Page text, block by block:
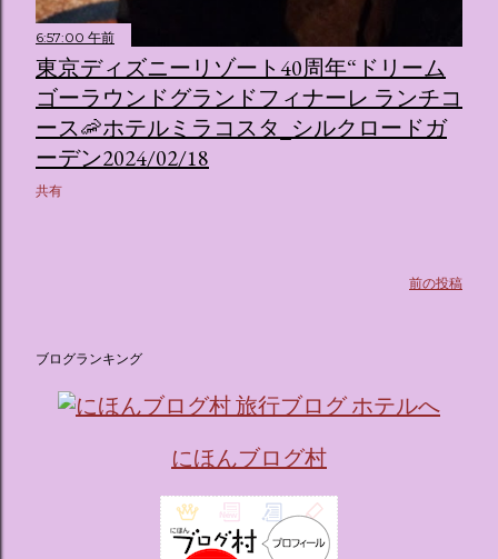
6:57:00 午前
東京ディズニーリゾート40周年“ドリーム
ゴーラウンドグランドフィナーレ ランチコ
ース🦐ホテルミラコスタ_シルクロードガ
ーデン2024/02/18
共有
前の投稿
ブログランキング
にほんブログ村